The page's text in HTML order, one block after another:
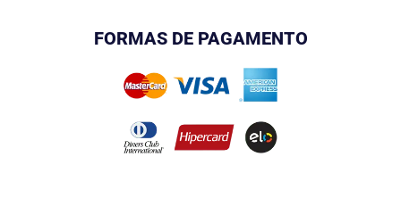
FORMAS DE PAGAMENTO